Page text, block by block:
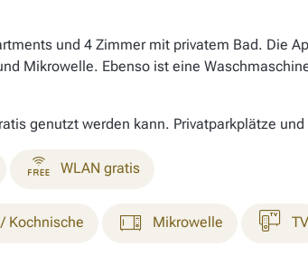
und 4 Zimmer mit privatem Bad. Die
Mikrowelle. Ebenso ist eine
genutzt werden kann. Privatparkplätze
WLAN gratis
Kochnische Mikrowelle TV